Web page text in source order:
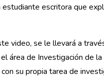
escritora que
video, se le llevará a
área de Investigación de
su propia tarea de